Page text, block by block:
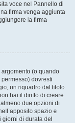
voce nel Pannello di
firma venga aggiunta
la firma
(o quando
dovresti
un riquadro dal titolo
hai il diritto di creare
due opzioni di
spazio e
di durata del